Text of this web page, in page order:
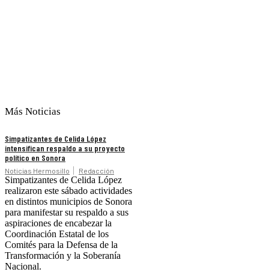
Más Noticias
Simpatizantes de Celida López
intensifican respaldo a su proyecto
político en Sonora
Noticias Hermosillo Redacción
Simpatizantes de Celida López
realizaron este sábado actividades
en distintos municipios de Sonora
para manifestar su respaldo a sus
aspiraciones de encabezar la
Coordinación Estatal de los
Comités para la Defensa de la
Transformación y la Soberanía
Nacional.